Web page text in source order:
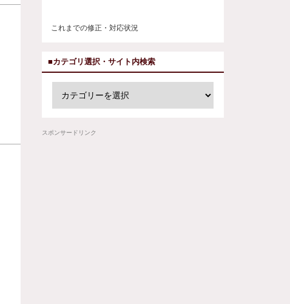
これまでの修正・対応状況
■カテゴリ選択・サイト内検索
スポンサードリンク